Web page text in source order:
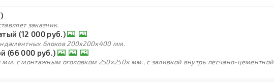
заказчик.
(12 000 руб.)
блоков 200х200х400 мм.
(66 000 руб.)
с монтажным оголовком 250х250х мм., с заливкой внутрь песчано-цементной